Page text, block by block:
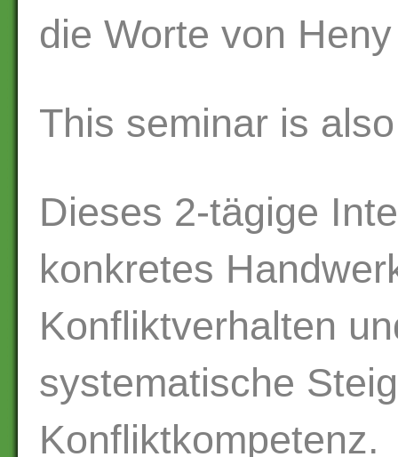
die Worte von
This seminar is
Dieses 2-tägige
konkretes
Konfliktverhalten
systematische
Konfliktkompetenz.